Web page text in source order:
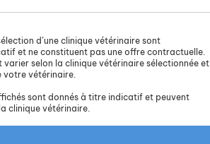
d’une clinique vétérinaire sont
et ne constituent pas une offre contractuelle.
varier selon la clinique vétérinaire sélectionnée et
votre vétérinaire.
sont donnés à titre indicatif et peuvent
clinique vétérinaire.